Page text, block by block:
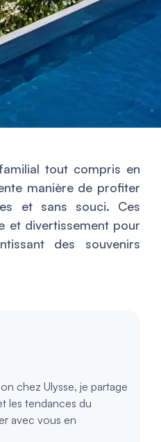
tout compris en
manière de profiter
et sans souci. Ces
et divertissement pour
des souvenirs
chez Ulysse, je partage
les tendances du
avec vous en